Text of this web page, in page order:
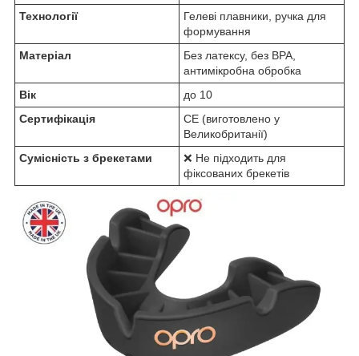
Технології
Гелеві плавники, ручка для
формування
Матеріал
Без латексу, без BPA,
антимікробна обробка
Вік
до 10
Сертифікація
CE (виготовлено у
Великобританії)
Сумісність з брекетами
❌ Не підходить для
фіксованих брекетів